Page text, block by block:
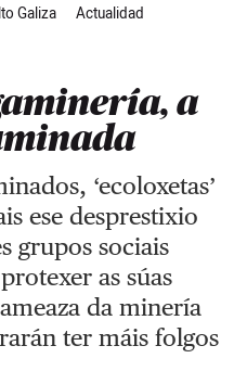
Galiza Actualidad
a
‘ecoloxetas’
ese desprestixio
grupos sociais
as súas
da minería
ter máis folgos